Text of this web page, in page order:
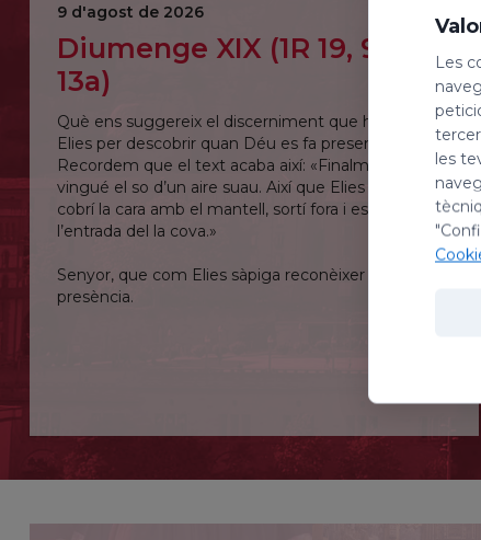
9 d'agost de 2026
Diumenge XIX (1R 19, 9a.11-
13a)
Què ens suggereix el discerniment que ha de fer
Elies per descobrir quan Déu es fa present?
Recordem que el text acaba així: «Finalment
vingué el so d’un aire suau. Així que Elies el sentí, es
cobrí la cara amb el mantell, sortí fora i es quedà a
l’entrada del la cova.»
Senyor, que com Elies sàpiga reconèixer la teva
presència.
Les
les